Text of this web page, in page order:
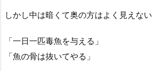
しかし中は暗くて奥の方はよく見えない
「一日一匹毒魚を与える」
「魚の骨は抜いてやる」